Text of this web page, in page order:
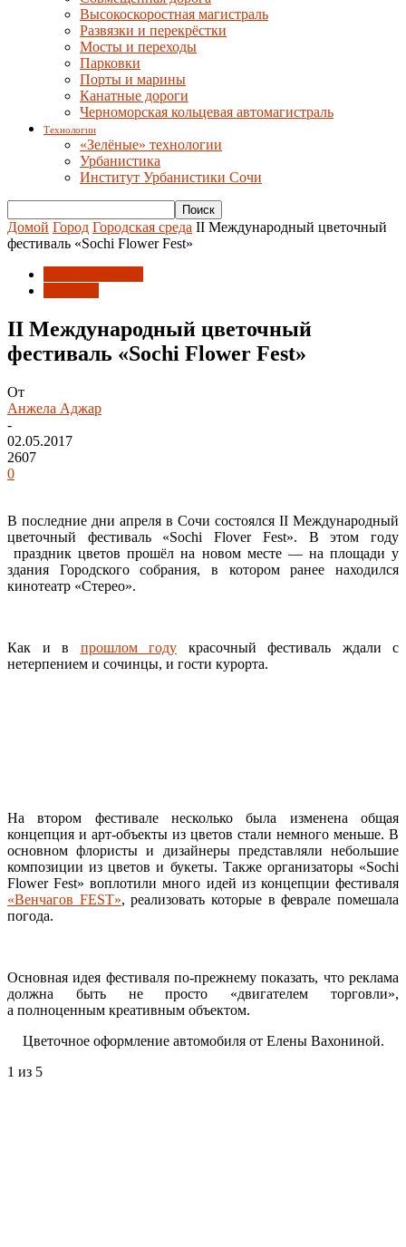
Высокоскоростная магистраль
Развязки и перекрёстки
Мосты и переходы
Парковки
Порты и марины
Канатные дороги
Черноморская кольцевая автомагистраль
Технологии
«Зелёные» технологии
Урбанистика
Институт Урбанистики Сочи
Домой Город Городская среда II Международный цветочный
фестиваль «Sochi Flower Fest»
II Международный цветочный
фестиваль «Sochi Flower Fest»
От
Анжела Аджар
-
02.05.2017
2607
0
В последние дни апреля в Сочи состоялся II Международный
цветочный фестиваль «Sochi Flover Fest». В этом году
праздник цветов прошёл на новом месте — на площади у
здания Городского собрания, в котором ранее находился
кинотеатр «Стерео».
Как и в прошлом году красочный фестиваль ждали с
нетерпением и сочинцы, и гости курорта.
На втором фестивале несколько была изменена общая
концепция и арт-объекты из цветов стали немного меньше. В
основном флористы и дизайнеры представляли небольшие
композиции из цветов и букеты. Также организаторы «Sochi
Flower Fest» воплотили много идей из концепции фестиваля
«Венчагов FEST», реализовать которые в феврале помешала
погода.
Основная идея фестиваля по-прежнему показать, что реклама
должна быть не просто «двигателем торговли»,
а полноценным креативным объектом.
Цветочное оформление автомобиля от Елены Вахониной.
1 из 5